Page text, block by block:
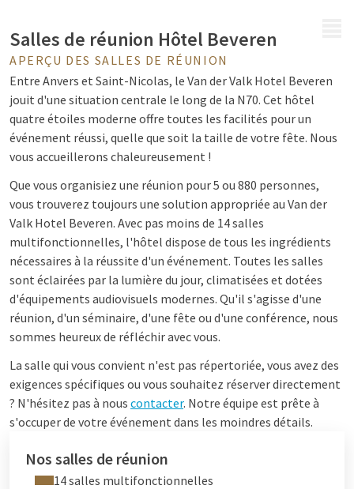
Salles de réunion Hôtel Beveren
APERÇU DES SALLES DE RÉUNION
Entre Anvers et Saint-Nicolas, le Van der Valk Hotel Beveren
jouit d'une situation centrale le long de la N70. Cet hôtel
quatre étoiles moderne offre toutes les facilités pour un
événement réussi, quelle que soit la taille de votre fête. Nous
vous accueillerons chaleureusement !
Que vous organisiez une réunion pour 5 ou 880 personnes,
vous trouverez toujours une solution appropriée au Van der
Valk Hotel Beveren. Avec pas moins de 14 salles
multifonctionnelles, l'hôtel dispose de tous les ingrédients
nécessaires à la réussite d'un événement. Toutes les salles
sont éclairées par la lumière du jour, climatisées et dotées
d'équipements audiovisuels modernes. Qu'il s'agisse d'une
réunion, d'un séminaire, d'une fête ou d'une conférence, nous
sommes heureux de réfléchir avec vous.
La salle qui vous convient n'est pas répertoriée, vous avez des
exigences spécifiques ou vous souhaitez réserver directement
? N'hésitez pas à nous contacter. Notre équipe est prête à
s'occuper de votre événement dans les moindres détails.
Nos salles de réunion
14 salles multifonctionnelles